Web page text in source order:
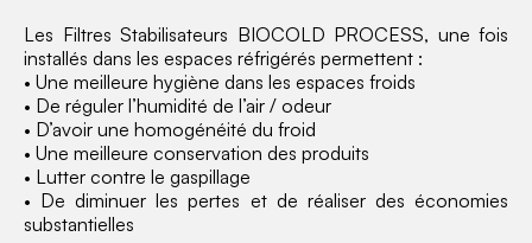
Les Filtres Stabilisateurs BIOCOLD PROCESS, une fois
installés dans les espaces réfrigérés permettent :
• Une meilleure hygiène dans les espaces froids
• De réguler l’humidité de l’air / odeur
• D’avoir une homogénéité du froid
• Une meilleure conservation des produits
• Lutter contre le gaspillage
• De diminuer les pertes et de réaliser des économies
substantielles